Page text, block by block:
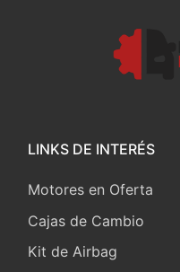
LINKS DE INTERÉS
Motores en Oferta
Cajas de Cambio
Kit de Airbag